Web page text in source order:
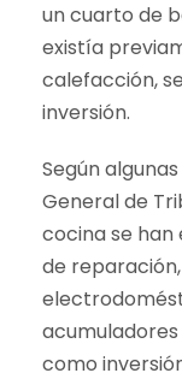
un cuarto de
existía
calefacción,
inversión.
Según
General de
cocina se
de
como